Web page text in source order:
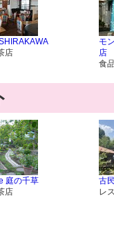
店
モ
店
食
庭の千草
店
古
レ